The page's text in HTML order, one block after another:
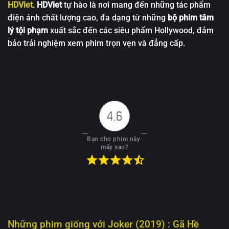
HDViet. HDViettự hào là nơi mang đến những tác phẩm
điện ảnh chất lượng cao, đa dạng từ những bộ phim tâm
lý tội phạm xuất sắc đến các siêu phẩm Hollywood, đảm
bảo trải nghiệm xem phim trọn vẹn và đẳng cấp.
4.6
Bạn cho phim này
mấy sao?
Những phim giống với Joker (2019) : Gã Hề